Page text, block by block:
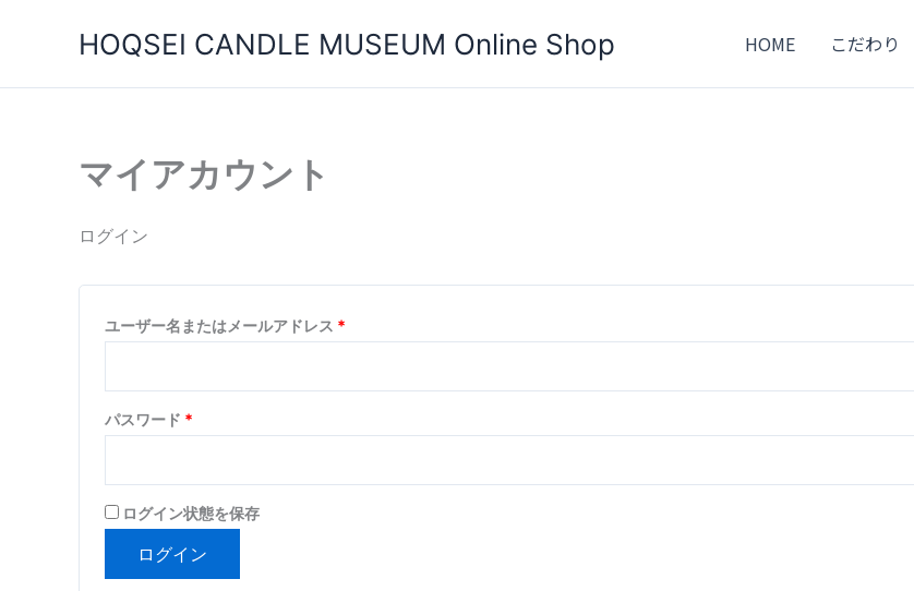
HOQSEI CANDLE MUSEUM Online Shop HOME こだわり
マイアカウント
ログイン
ユーザー名またはメールアドレス *
須
パスワード *
須
ログイン状態を保存
ログイン